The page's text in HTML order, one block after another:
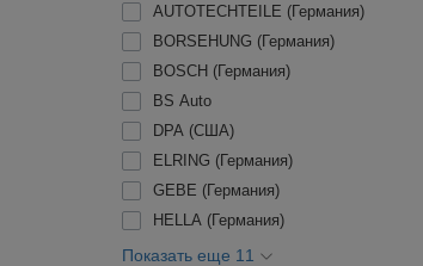
AUTOTECHTEILE (Германия)
BORSEHUNG (Германия)
BOSCH (Германия)
BS Auto
DPA (США)
ELRING (Германия)
GEBE (Германия)
HELLA (Германия)
Показать еще 11